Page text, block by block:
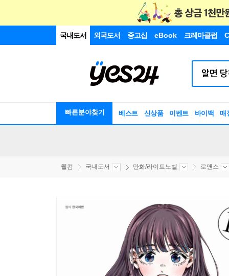
국내도서 외국도서 중고샵 eBook 크레마클럽
빠른분야찾기 베스트 신상품 이벤트 바이백 매
웰컴 국내도서 만화/라이트노벨 로맨스